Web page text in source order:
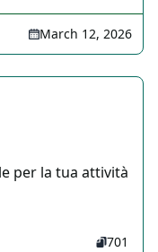
March 12, 2026
per la tua attività
701